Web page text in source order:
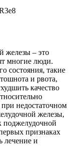
железы – это
многие люди.
состояния, такие
и рвота,
качество
недостаточном
железы,
поджелудочной
признаках
лечение и